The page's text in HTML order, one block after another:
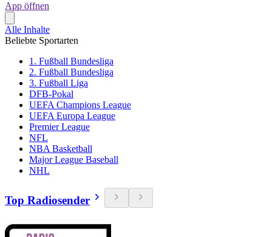
App öffnen
Alle Inhalte
Beliebte Sportarten
1. Fußball Bundesliga
2. Fußball Bundesliga
3. Fußball Liga
DFB-Pokal
UEFA Champions League
UEFA Europa League
Premier League
NFL
NBA Basketball
Major League Baseball
NHL
Top Radiosender